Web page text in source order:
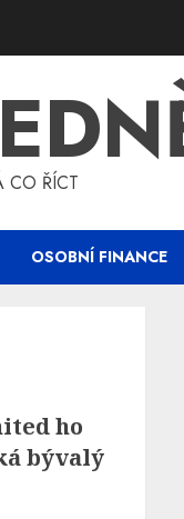
CO ŘÍCT
OSOBNÍ FINANCE
ho
bývalý